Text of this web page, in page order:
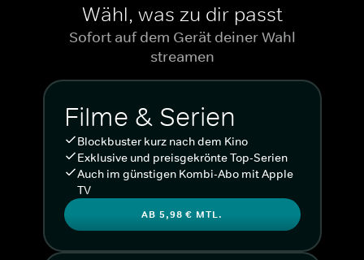
Wähl, was zu dir passt
Sofort auf dem Gerät deiner Wahl
streamen
Filme & Serien
Blockbuster kurz nach dem Kino
Exklusive und preisgekrönte Top-Serien
Auch im günstigen Kombi-Abo mit Apple
TV
AB 5,98 € MTL.